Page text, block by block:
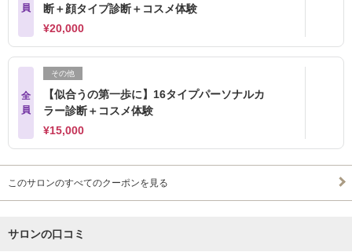
員
断＋顔タイプ診断＋コスメ体験
¥20,000
全
員
その他
【似合うの第一歩に】16タイプパーソナルカ
ラー診断＋コスメ体験
¥15,000
このサロンのすべてのクーポンを見る
サロンの口コミ